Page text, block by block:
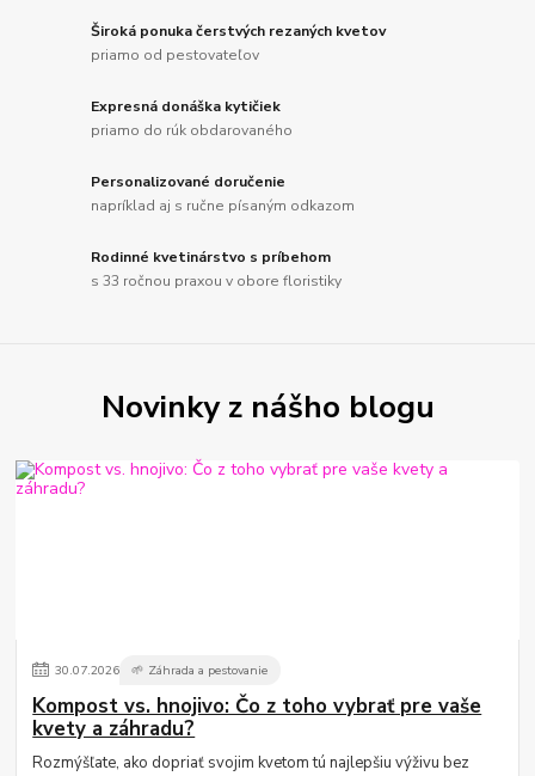
Široká ponuka čerstvých rezaných kvetov
priamo od pestovateľov
Expresná donáška kytičiek
priamo do rúk obdarovaného
Personalizované doručenie
napríklad aj s ručne písaným odkazom
Rodinné kvetinárstvo s príbehom
s 33 ročnou praxou v obore floristiky
Novinky z nášho blogu
30.07.2026 🌱 Záhrada a pestovanie
Kompost vs. hnojivo: Čo z toho vybrať pre vaše
kvety a záhradu?
Rozmýšľate, ako dopriať svojim kvetom tú najlepšiu výživu bez